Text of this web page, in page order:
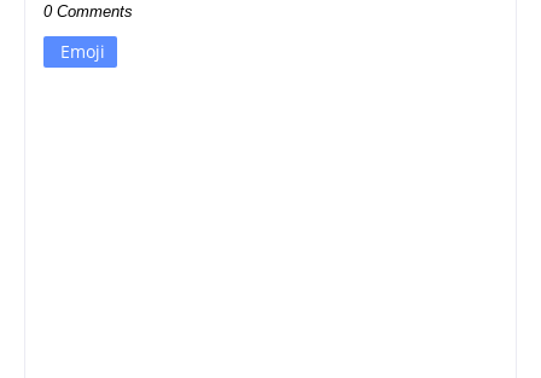
0 Comments
Emoji